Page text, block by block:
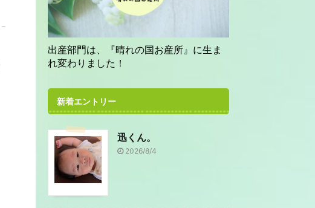
出産部門は、『晴れの国お産所』に生ま
れ変わりました！
新着エントリー
迅くん。
2026/8/4